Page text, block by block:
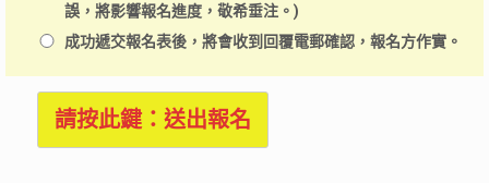
誤，將影響報名進度，敬希垂注。)
成功遞交報名表後，將會收到回覆電郵確認，報名方作實。
請按此鍵：送出報名